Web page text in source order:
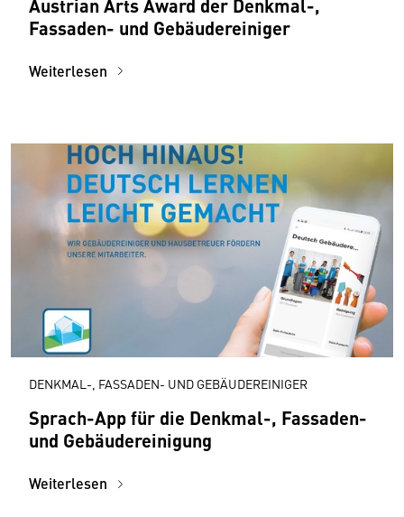
Fassaden- und Gebäudereiniger
Weiterlesen
DENKMAL-, FASSADEN- UND GEBÄUDEREINIGER
Sprach-App für die Denkmal-, Fassaden-
und Gebäudereinigung
Weiterlesen